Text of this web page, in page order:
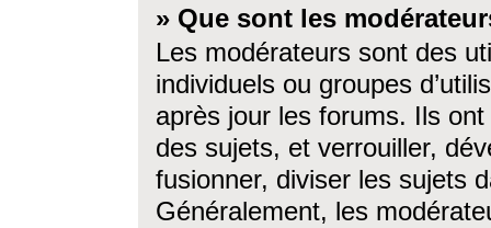
» Que sont les
Les modérateurs sont des
individuels ou groupes
après jour les forums. Ils ont
des sujets, et verrouiller,
fusionner, diviser les sujets
Généralement, les